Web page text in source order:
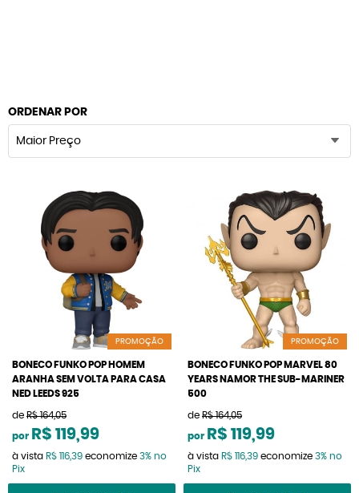
ORDENAR POR
Maior Preço
PROMOÇÃO
BONECO FUNKO POP HOMEM
ARANHA SEM VOLTA PARA CASA
NED LEEDS 925
de R$ 164,05
por R$ 119,99
à vista R$ 116,39 economize 3% no
Pix
PROMOÇÃO
BONECO FUNKO POP MARVEL 80
YEARS NAMOR THE SUB-MARINER
500
de R$ 164,05
por R$ 119,99
à vista R$ 116,39 economize 3% no
Pix